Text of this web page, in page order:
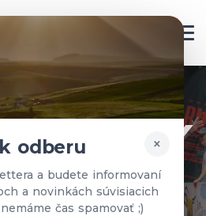
×
odberu
a budete informovaní
a novinkách súvisiacich
čas spamovať ;)
a výsledky z
rokov.